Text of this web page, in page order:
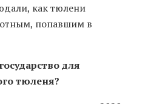
как тюлени
попавшим в
для
тюленя?